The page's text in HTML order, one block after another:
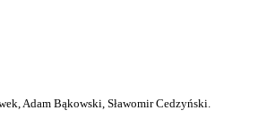
Adam Bąkowski, Sławomir Cedzyński.